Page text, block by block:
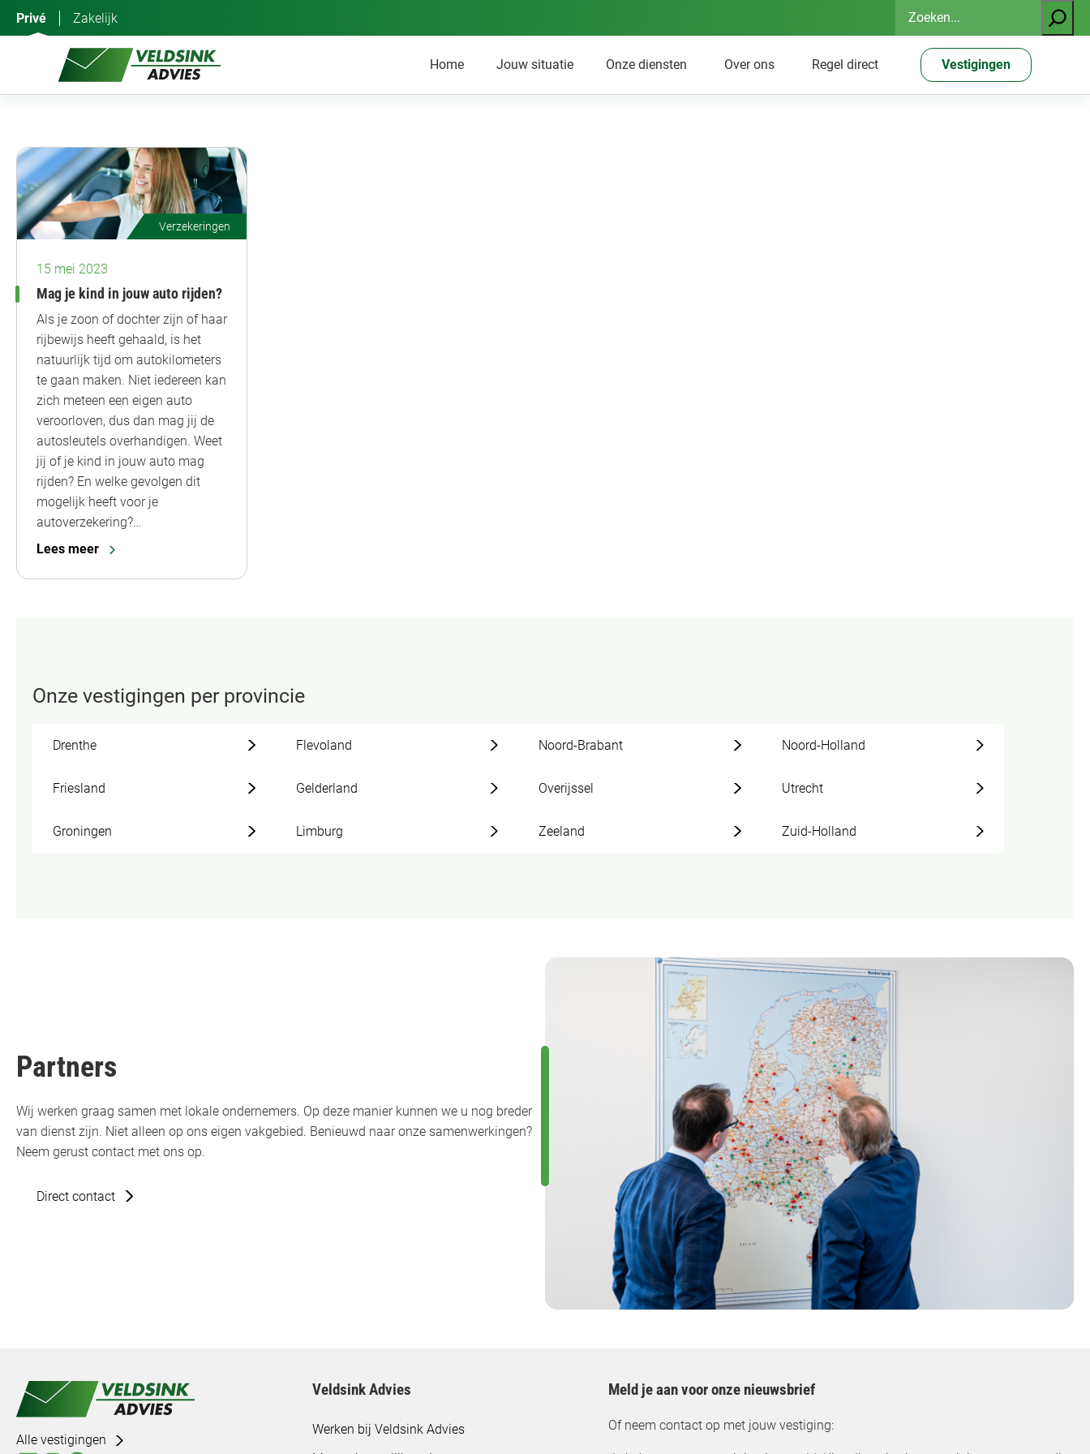
Privé Zakelijk
Zoeken
Home Jouw situatie Onze diensten Over ons Regel direct Vestigingen
Verzekeringen
15 mei 2023
Mag je kind in jouw auto rijden?
Als je zoon of dochter zijn of haar
rijbewijs heeft gehaald, is het
natuurlijk tijd om autokilometers
te gaan maken. Niet iedereen kan
zich meteen een eigen auto
veroorloven, dus dan mag jij de
autosleutels overhandigen. Weet
jij of je kind in jouw auto mag
rijden? En welke gevolgen dit
mogelijk heeft voor je
autoverzekering?…
Lees meer
Onze vestigingen per provincie
Drenthe Flevoland Noord-Brabant Noord-Holland
Friesland Gelderland Overijssel Utrecht
Groningen Limburg Zeeland Zuid-Holland
Partners
Wij werken graag samen met lokale ondernemers. Op deze manier kunnen we u nog breder
van dienst zijn. Niet alleen op ons eigen vakgebied. Benieuwd naar onze samenwerkingen?
Neem gerust contact met ons op.
Direct contact
Alle vestigingen
Veldsink Advies
Werken bij Veldsink Advies
Meld je aan voor onze nieuwsbrief
Of neem contact op met jouw vestiging: